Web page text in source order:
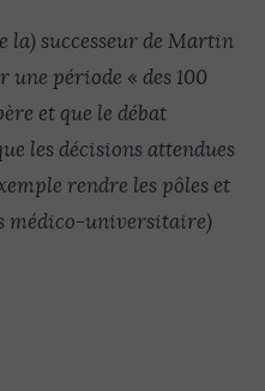
la) successeur de Martin
une période « des 100
et que le débat
les décisions attendues
rendre les pôles et
médico-universitaire)